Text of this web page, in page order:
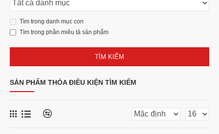
Tìm trong danh mục con
Tìm trong phần miêu tả sản phẩm
TÌM KIẾM
SẢN PHẨM THỎA ĐIỀU KIỆN TÌM KIẾM